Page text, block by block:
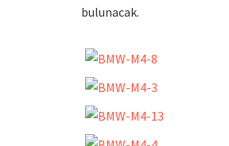
bulunacak.